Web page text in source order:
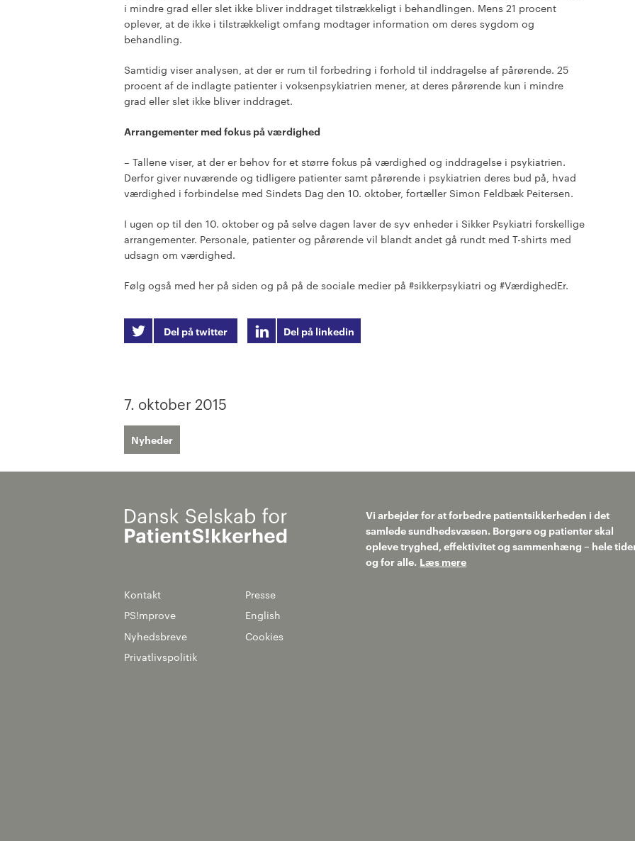
i mindre grad eller slet ikke bliver inddraget tilstrækkeligt i behandlingen. Mens 21 procent
oplever, at de ikke i tilstrækkeligt omfang modtager information om deres sygdom og
behandling.
Samtidig viser analysen, at der er rum til forbedring i forhold til inddragelse af pårørende. 25
procent af de indlagte patienter i voksenpsykiatrien mener, at deres pårørende kun i mindre
grad eller slet ikke bliver inddraget.
Arrangementer med fokus på værdighed
– Tallene viser, at der er behov for et større fokus på værdighed og inddragelse i psykiatrien.
Derfor giver nuværende og tidligere patienter samt pårørende i psykiatrien deres bud på, hvad
værdighed i forbindelse med Sindets Dag den 10. oktober, fortæller Simon Feldbæk Peitersen.
I ugen op til den 10. oktober og på selve dagen laver de syv enheder i Sikker Psykiatri forskellige
arrangementer. Personale, patienter og pårørende vil blandt andet gå rundt med T-shirts med
udsagn om værdighed.
Følg også med her på siden og på på de sociale medier på #sikkerpsykiatri og #VærdighedEr.
Del på twitter Del på linkedin
7. oktober 2015
Nyheder
Kontakt
Presse
PS!mprove
English
Nyhedsbreve
Cookies
Privatlivspolitik
Vi arbejder for at forbedre patientsikkerheden i det
samlede sundhedsvæsen. Borgere og patienter skal
opleve tryghed, effektivitet og sammenhæng – hele
og for alle. Læs mere